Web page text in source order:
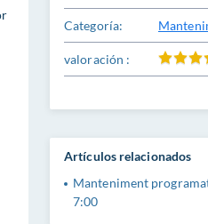
Categoría:
valoración :
Artículos relacionados
Manteniment
7:00